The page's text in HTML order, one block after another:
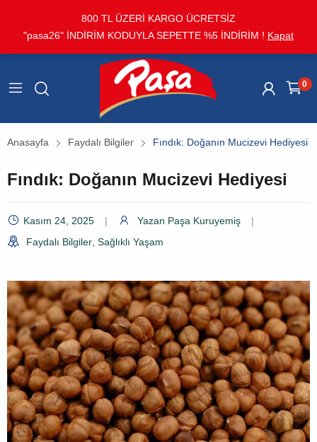
800 TL ÜZERİ KARGO ÜCRETSİZ
"pasa26" İNDİRİM KODUYLA SEPETTE %5 İNDİRİM ! Kapat
0
Anasayfa Faydalı Bilgiler Fındık: Doğanın Mucizevi Hediyesi
Fındık: Doğanın Mucizevi Hediyesi
Kasım 24, 2025 Yazan Paşa Kuruyemiş
Faydalı Bilgiler Sağlıklı Yaşam